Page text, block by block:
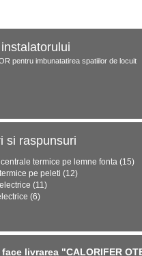
pentru imbunatatirea spatiilor de locuit
si raspunsuri
termice pe lemne fonta (15)
pe peleti (12)
(11)
(6)
livrarea "CALORIFER